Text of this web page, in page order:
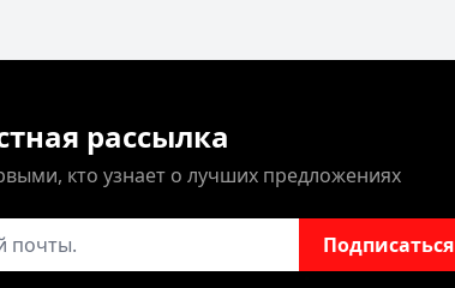
рассылка
кто узнает о лучших предложениях
Подписаться